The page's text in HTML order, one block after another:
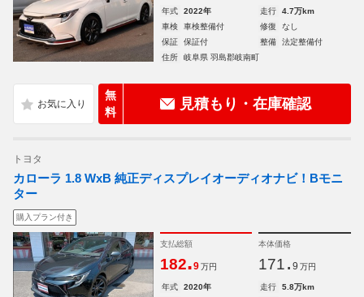
年式 2022年 走行
4.7万km
車検
車検整備付 修復
なし
保証
保証付 整備
法定整備付
住所
岐阜県 羽島郡岐南町
無
料
見積もり・在庫確認
トヨタ
カローラ 1.8 WxB 純正ディスプレイオーディオナビ！Bモニ
ター
購入プラン付き
支払総額
182.9 万円
本体価格
171. 9 万円
年式 2020年 走行
5.8万km